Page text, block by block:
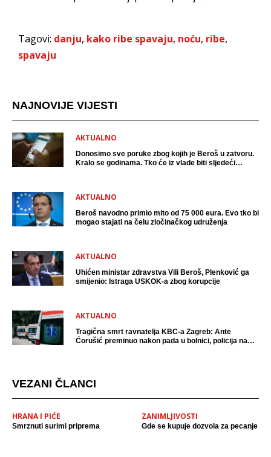
Tagovi: danju, kako ribe spavaju, noću, ribe,
spavaju
NAJNOVIJE VIJESTI
AKTUALNO
Donosimo sve poruke zbog kojih je Beroš u zatvoru.
Kralo se godinama. Tko će iz vlade biti sljedeći
AKTUALNO
Beroš navodno primio mito od 75 000 eura. Evo tko bi
mogao stajati na čelu zločinačkog udruženja
AKTUALNO
Uhićen ministar zdravstva Vili Beroš, Plenković ga
smijenio: Istraga USKOK-a zbog korupcije
AKTUALNO
Tragična smrt ravnatelja KBC-a Zagreb: Ante
Ćorušić preminuo nakon pada u bolnici, policija na
VEZANI ČLANCI
HRANA I PIĆE
Smrznuti surimi priprema
ZANIMLJIVOSTI
Gde se kupuje dozvola za pecanje